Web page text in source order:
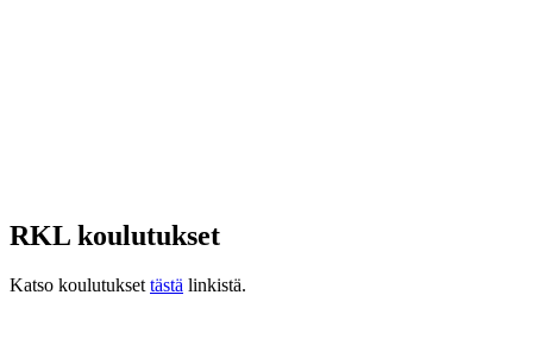
RKL koulutukset
Katso koulutuksettästä linkistä.